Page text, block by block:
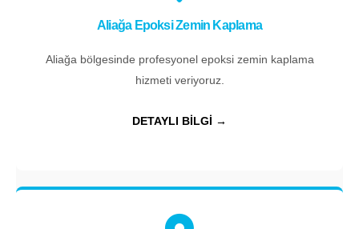
Aliağa Epoksi Zemin Kaplama
Aliağa bölgesinde profesyonel epoksi zemin kaplama
hizmeti veriyoruz.
DETAYLI BİLGİ →